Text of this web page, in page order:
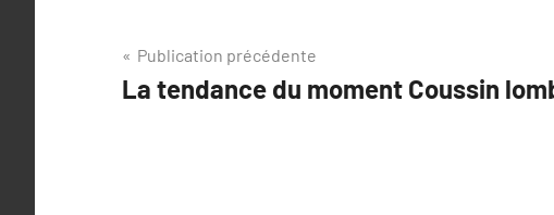
Navigation
de
Publication précédente
La tendance du moment Coussin